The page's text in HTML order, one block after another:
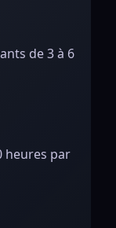
de 3 à 6
heures par